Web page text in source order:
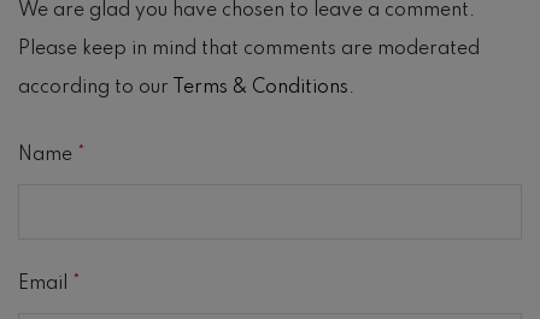
We are glad you have chosen to leave a comment.
Please keep in mind that comments are moderated
according to our Terms & Conditions.
Name
Email